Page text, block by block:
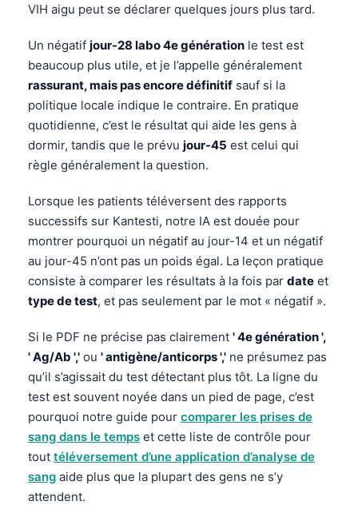
VIH aigu peut se déclarer quelques jours plus tard.
Un négatif jour-28 labo 4e génération le test est
beaucoup plus utile, et je l’appelle généralement
rassurant, mais pas encore définitif sauf si la
politique locale indique le contraire. En pratique
quotidienne, c’est le résultat qui aide les gens à
dormir, tandis que le prévu jour-45 est celui qui
règle généralement la question.
Lorsque les patients téléversent des rapports
successifs sur Kantesti, notre IA est douée pour
montrer pourquoi un négatif au jour-14 et un négatif
au jour-45 n’ont pas un poids égal. La leçon pratique
consiste à comparer les résultats à la fois par date et
type de test, et pas seulement par le mot « négatif ».
Si le PDF ne précise pas clairement ' 4e génération ',
' Ag/Ab ',' ou ' antigène/anticorps ',' ne présumez pas
qu’il s’agissait du test détectant plus tôt. La ligne du
test est souvent noyée dans un pied de page, c’est
pourquoi notre guide pour comparer les prises de
sang dans le temps et cette liste de contrôle pour
tout téléversement d’une application d’analyse de
sang aide plus que la plupart des gens ne s’y
attendent.ქართული
Русский
Lietuvių kalba
Polski
한국어
Slovenščina
Magyar
Shqip
বাংলা
اردو
मराठी
తెలుగు
தமிழ்
ગુજરાતી
ಕನ್ನಡ
Bahasa Melayu
Tiếng Việt
Tagalog